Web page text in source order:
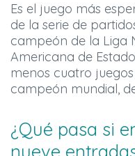
Es el juego más
de la serie de
campeón de la Liga
Americana de
menos cuatro
campeón mundial,
¿Qué pasa si
nueve